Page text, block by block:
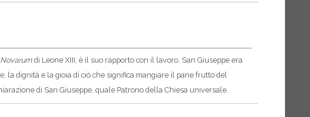
di Leone XIII, è il suo rapporto con il lavoro. San Giuseppe era
dignità e la gioia di ciò che significa mangiare il pane frutto del
di San Giuseppe, quale Patrono della Chiesa universale.